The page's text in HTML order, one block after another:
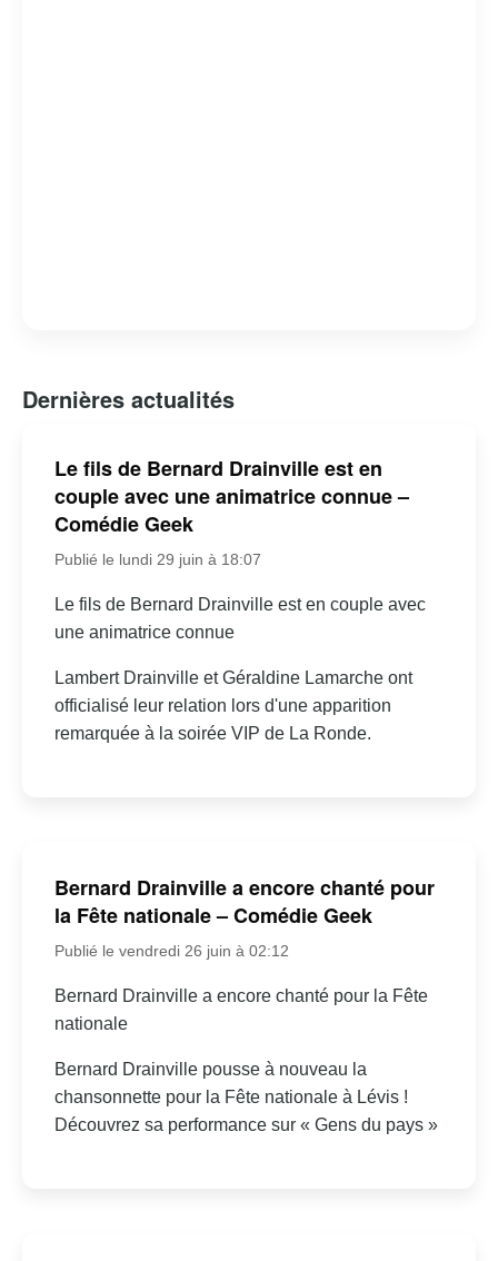
Dernières actualités
Le fils de Bernard Drainville est en
couple avec une animatrice connue –
Comédie Geek
Publié le lundi 29 juin à 18:07
Le fils de Bernard Drainville est en couple avec
une animatrice connue
Lambert Drainville et Géraldine Lamarche ont
officialisé leur relation lors d'une apparition
remarquée à la soirée VIP de La Ronde.
Bernard Drainville a encore chanté pour
la Fête nationale – Comédie Geek
Publié le vendredi 26 juin à 02:12
Bernard Drainville a encore chanté pour la Fête
nationale
Bernard Drainville pousse à nouveau la
chansonnette pour la Fête nationale à Lévis !
Découvrez sa performance sur « Gens du pays »